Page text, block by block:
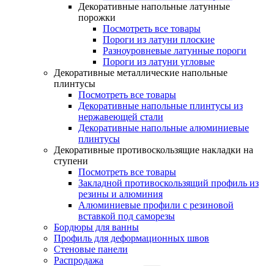
Декоративные напольные латунные
порожки
Посмотреть все товары
Пороги из латуни плоские
Разноуровневые латунные пороги
Пороги из латуни угловые
Декоративные металлические напольные
плинтусы
Посмотреть все товары
Декоративные напольные плинтусы из
нержавеющей стали
Декоративные напольные алюминиевые
плинтусы
Декоративные противоскользящие накладки на
ступени
Посмотреть все товары
Закладной противоскользящий профиль из
резины и алюминия
Алюминиевые профили с резиновой
вставкой под саморезы
Бордюры для ванны
Профиль для деформационных швов
Стеновые панели
Распродажа